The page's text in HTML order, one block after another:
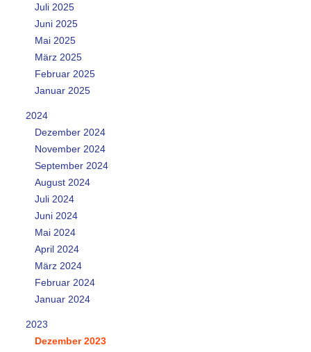
Juli 2025
Juni 2025
Mai 2025
März 2025
Februar 2025
Januar 2025
2024
Dezember 2024
November 2024
September 2024
August 2024
Juli 2024
Juni 2024
Mai 2024
April 2024
März 2024
Februar 2024
Januar 2024
2023
Dezember 2023